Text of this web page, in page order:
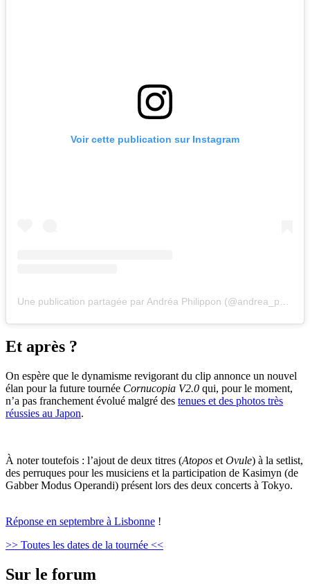
Voir cette publication sur Instagram
Et après ?
On espère que le dynamisme revigorant du clip annonce un nouvel
élan pour la future tournée Cornucopia V2.0 qui, pour le moment,
n’a pas franchement évolué malgré des tenues et des photos très
réussies au Japon.
À noter toutefois : l’ajout de deux titres (Atopos et Ovule) à la setlist,
des perruques pour les musiciens et la participation de Kasimyn (de
Gabber Modus Operandi) présent lors des deux concerts à Tokyo.
Réponse en septembre à Lisbonne !
>> Toutes les dates de la tournée <<
Sur le forum